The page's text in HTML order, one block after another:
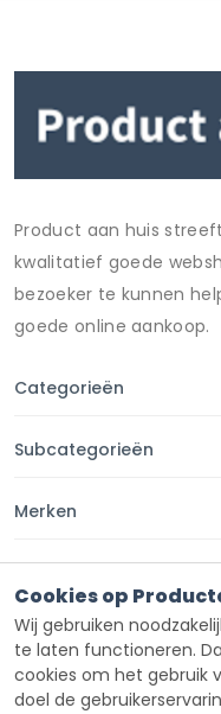
Product aan huis
kwalitatief goede
bezoeker te kunnen
goede online aankoop.
Categorieën
Subcategorieën
Merken
Contact
Cookies op
Wij gebruiken
te laten functioneren.
cookies om het gebruik
doel de